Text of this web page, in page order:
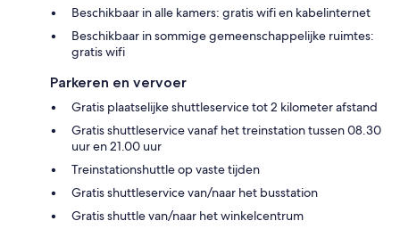
Beschikbaar in alle kamers: gratis wifi en kabelinternet
Beschikbaar in sommige gemeenschappelijke ruimtes:
gratis wifi
Parkeren en vervoer
Gratis plaatselijke shuttleservice tot 2 kilometer afstand
Gratis shuttleservice vanaf het treinstation tussen 08.30
uur en 21.00 uur
Treinstationshuttle op vaste tijden
Gratis shuttleservice van/naar het busstation
Gratis shuttle van/naar het winkelcentrum